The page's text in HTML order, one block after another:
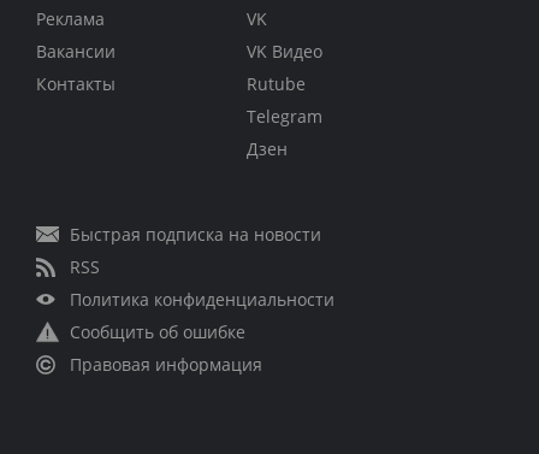
Реклама
Вакансии
Контакты
VK
VK Видео
Rutube
Telegram
Дзен
Быстрая подписка на новости
RSS
Политика конфиденциальности
Сообщить об ошибке
Правовая информация